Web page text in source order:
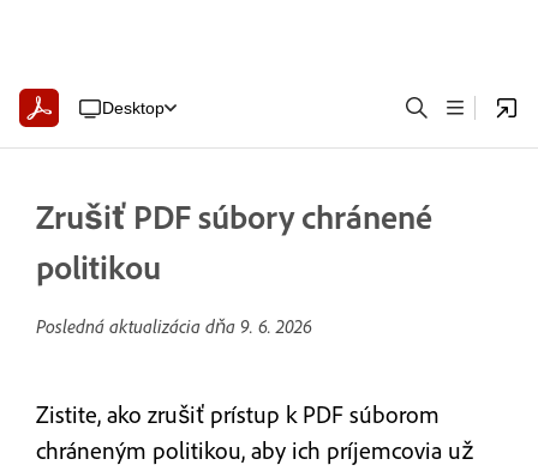
Desktop
Zrušiť PDF súbory chránené
politikou
Posledná aktualizácia dňa 9. 6. 2026
Zistite, ako zrušiť prístup k PDF súborom
chráneným politikou, aby ich príjemcovia už